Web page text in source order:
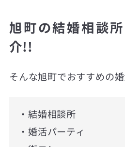
旭町の結婚相談
介!!
そんな旭町でおすすめの
・結婚相談所
・婚活パーティ